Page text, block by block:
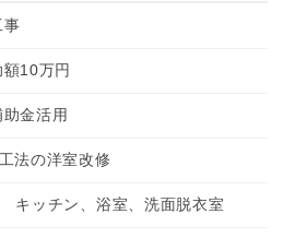
事
10万円
金活用
法の洋室改修
キッチン、浴室、洗面脱衣室